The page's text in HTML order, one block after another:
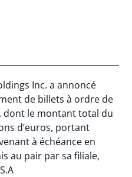
Inc. a annoncé
de billets à ordre de
dont le montant total du
d’euros, portant
à échéance en
au pair par sa filiale,